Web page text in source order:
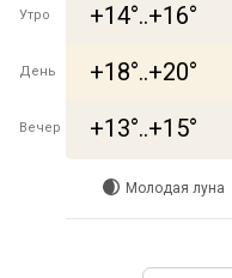
Утро +14°..+16°
День +18°..+20°
Вечер +13°..+15°
Молодая луна